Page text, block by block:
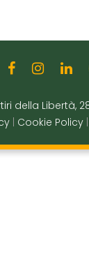
della Libertà,
Cookie Policy